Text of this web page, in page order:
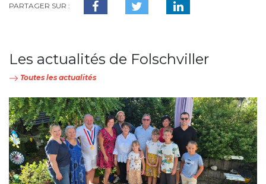
PARTAGER SUR :
Les actualités de Folschviller
Toutes les actualités